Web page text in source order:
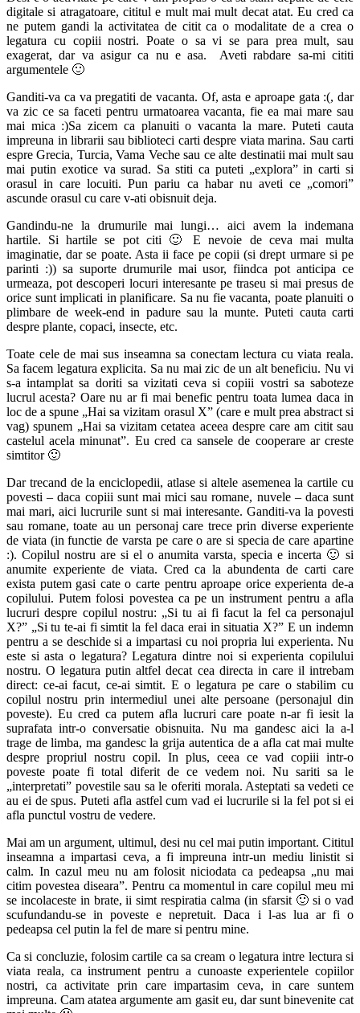
digitale si atragatoare, cititul e mult mai mult decat atat. Eu cred ca
ne putem gandi la activitatea de citit ca o modalitate de a crea o
legatura cu copiii nostri. Poate o sa vi se para prea mult, sau
exagerat, dar va asigur ca nu e asa. Aveti rabdare sa-mi cititi
argumentele 🙂
Ganditi-va ca va pregatiti de vacanta. Of, asta e aproape gata :(, dar
va zic ce sa faceti pentru urmatoarea vacanta, fie ea mai mare sau
mai mica :)Sa zicem ca planuiti o vacanta la mare. Puteti cauta
impreuna in librarii sau biblioteci carti despre viata marina. Sau carti
espre Grecia, Turcia, Vama Veche sau ce alte destinatii mai mult sau
mai putin exotice va surad. Sa stiti ca puteti „explora” in carti si
orasul in care locuiti. Pun pariu ca habar nu aveti ce „comori”
ascunde orasul cu care v-ati obisnuit deja.
Gandindu-ne la drumurile mai lungi… aici avem la indemana
hartile. Si hartile se pot citi 🙂 E nevoie de ceva mai multa
imaginatie, dar se poate. Asta ii face pe copii (si drept urmare si pe
parinti :)) sa suporte drumurile mai usor, fiindca pot anticipa ce
urmeaza, pot descoperi locuri interesante pe traseu si mai presus de
orice sunt implicati in planificare. Sa nu fie vacanta, poate planuiti o
plimbare de week-end in padure sau la munte. Puteti cauta carti
despre plante, copaci, insecte, etc.
Toate cele de mai sus inseamna sa conectam lectura cu viata reala.
Sa facem legatura explicita. Sa nu mai zic de un alt beneficiu. Nu vi
s-a intamplat sa doriti sa vizitati ceva si copiii vostri sa saboteze
lucrul acesta? Oare nu ar fi mai benefic pentru toata lumea daca in
loc de a spune „Hai sa vizitam orasul X” (care e mult prea abstract si
vag) spunem „Hai sa vizitam cetatea aceea despre care am citit sau
castelul acela minunat”. Eu cred ca sansele de cooperare ar creste
simtitor 🙂
Dar trecand de la enciclopedii, atlase si altele asemenea la cartile cu
povesti – daca copiii sunt mai mici sau romane, nuvele – daca sunt
mai mari, aici lucrurile sunt si mai interesante. Ganditi-va la povesti
sau romane, toate au un personaj care trece prin diverse experiente
de viata (in functie de varsta pe care o are si specia de care apartine
:). Copilul nostru are si el o anumita varsta, specia e incerta 🙂 si
anumite experiente de viata. Cred ca la abundenta de carti care
exista putem gasi cate o carte pentru aproape orice experienta de-a
copilului. Putem folosi povestea ca pe un instrument pentru a afla
lucruri despre copilul nostru: „Si tu ai fi facut la fel ca personajul
X?” „Si tu te-ai fi simtit la fel daca erai in situatia X?” E un indemn
pentru a se deschide si a impartasi cu noi propria lui experienta. Nu
este si asta o legatura? Legatura dintre noi si experienta copilului
nostru. O legatura putin altfel decat cea directa in care il intrebam
direct: ce-ai facut, ce-ai simtit. E o legatura pe care o stabilim cu
copilul nostru prin intermediul unei alte persoane (personajul din
poveste). Eu cred ca putem afla lucruri care poate n-ar fi iesit la
suprafata intr-o conversatie obisnuita. Nu ma gandesc aici la a-l
trage de limba, ma gandesc la grija autentica de a afla cat mai multe
despre propriul nostru copil. In plus, ceea ce vad copiii intr-o
poveste poate fi total diferit de ce vedem noi. Nu sariti sa le
„interpretati” povestile sau sa le oferiti morala. Asteptati sa vedeti ce
au ei de spus. Puteti afla astfel cum vad ei lucrurile si la fel pot si ei
afla punctul vostru de vedere.
Mai am un argument, ultimul, desi nu cel mai putin important. Cititul
inseamna a impartasi ceva, a fi impreuna intr-un mediu linistit si
calm. In cazul meu nu am folosit niciodata ca pedeapsa „nu mai
citim povestea diseara”. Pentru ca momentul in care copilul meu mi
se incolaceste in brate, ii simt respiratia calma (in sfarsit 🙂 si o vad
scufundandu-se in poveste e nepretuit. Daca i l-as lua ar fi o
pedeapsa cel putin la fel de mare si pentru mine.
Ca si concluzie, folosim cartile ca sa cream o legatura intre lectura si
viata reala, ca instrument pentru a cunoaste experientele copiilor
nostri, ca activitate prin care impartasim ceva, in care suntem
impreuna. Cam atatea argumente am gasit eu, dar sunt binevenite cat